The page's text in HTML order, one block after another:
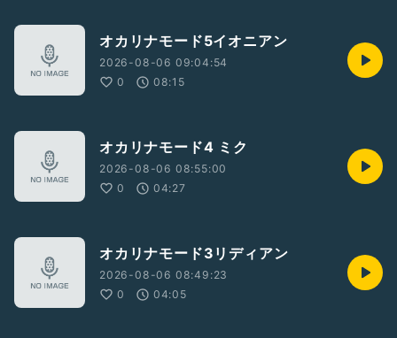
オカリナモード5イオニアン
2026-08-06 09:04:54
0
08:15
オカリナモード4 ミク
2026-08-06 08:55:00
0
04:27
オカリナモード3リディアン
2026-08-06 08:49:23
0
04:05